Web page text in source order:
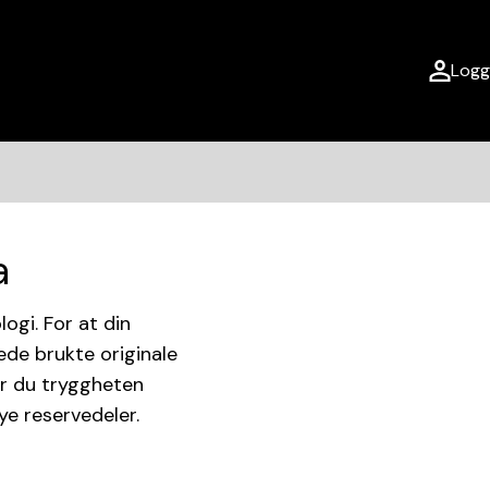
For at din
brukte originale
du tryggheten
reservedeler.